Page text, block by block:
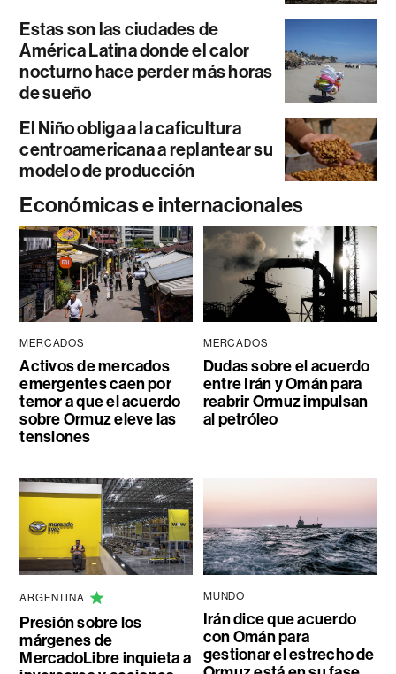
Estas son las ciudades de
América Latina donde el calor
nocturno hace perder más horas
de sueño
El Niño obliga a la caficultura
centroamericana a replantear su
modelo de producción
Económicas e internacionales
MERCADOS
Activos de mercados
emergentes caen por
temor a que el acuerdo
sobre Ormuz eleve las
tensiones
MERCADOS
Dudas sobre el acuerdo
entre Irán y Omán para
reabrir Ormuz impulsan
al petróleo
ARGENTINA
Presión sobre los
márgenes de
MercadoLibre inquieta a
MUNDO
Irán dice que acuerdo
con Omán para
gestionar el estrecho de